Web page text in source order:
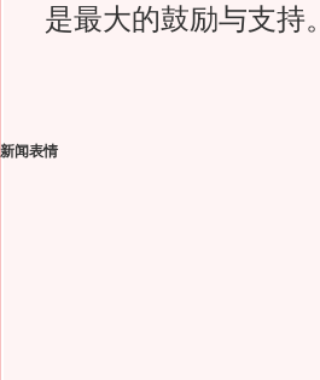
是最大的鼓励与支持。
新闻表情